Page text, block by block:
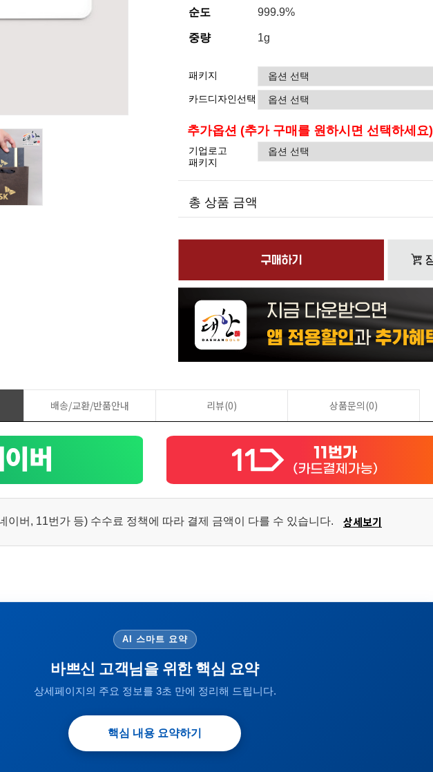
순도 999.9%
중량 1g
패키지
카드디자인선택
추가옵션 (추가 구매를 원하시면 선택하세요)
기업로고
패키지
총 상품 금액
배송/교환/반품안내 리뷰(0) 상품문의(0)
이버, 11번가 등) 수수료 정책에 따라 결제 금액이 다를 수 있습니다. 상세보기
AI 스마트 요약
바쁘신 고객님을 위한 핵심 요약
상세페이지의 주요 정보를 3초 만에 정리해 드립니다.
핵심 내용 요약하기